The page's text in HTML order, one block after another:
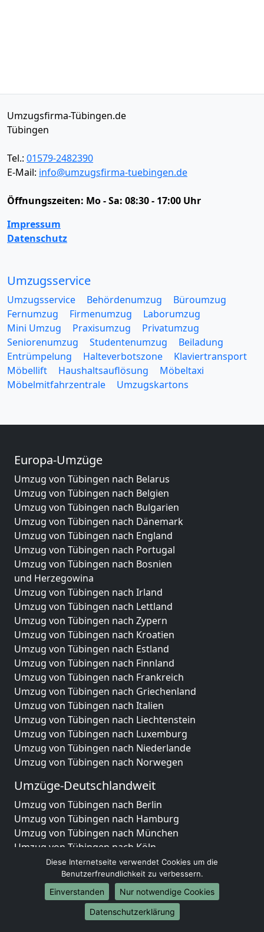
Umzugsfirma-Tübingen.de
Tübingen
Tel.: 01579-2482390
E-Mail: info@umzugsfirma-tuebingen.de
Öffnungszeiten: Mo - Sa: 08:30 - 17:00 Uhr
Impressum
Datenschutz
Umzugsservice
Umzugsservice Behördenumzug
Büroumzug
Fernumzug
Firmenumzug
Laborumzug
Mini Umzug
Praxisumzug
Privatumzug
Seniorenumzug
Studentenumzug
Beiladung
Entrümpelung
Halteverbotszone
Klaviertransport
Möbellift
Haushaltsauflösung
Möbeltaxi
Möbelmitfahrzentrale
Umzugskartons
Europa-Umzüge
Umzug von Tübingen nach Belarus
Umzug von Tübingen nach Belgien
Umzug von Tübingen nach Bulgarien
Umzug von Tübingen nach Dänemark
Umzug von Tübingen nach England
Umzug von Tübingen nach Portugal
Umzug von Tübingen nach Bosnien
und Herzegowina
Umzug von Tübingen nach Irland
Umzug von Tübingen nach Lettland
Umzug von Tübingen nach Zypern
Umzug von Tübingen nach Kroatien
Umzug von Tübingen nach Estland
Umzug von Tübingen nach Finnland
Umzug von Tübingen nach Frankreich
Umzug von Tübingen nach Griechenland
Umzug von Tübingen nach Italien
Umzug von Tübingen nach Liechtenstein
Umzug von Tübingen nach Luxemburg
Umzug von Tübingen nach Niederlande
Umzug von Tübingen nach Norwegen
Umzüge-Deutschlandweit
Umzug von Tübingen nach Berlin
Umzug von Tübingen nach Hamburg
Umzug von Tübingen nach München
Umzug von Tübingen nach Köln
Umzug von Tübingen nach Frankfurt am Main
Umzug von Tübingen nach Stuttgart
Umzug von Tübingen nach Düsseldorf
Umzug von Tübingen nach Leipzig
Umzug von Tübingen nach Dortmund
Diese Internetseite verwendet Cookies um die
Benutzerfreundlichkeit zu verbessern.
Einverstanden
Nur notwendige Cookies
Datenschutzerklärung